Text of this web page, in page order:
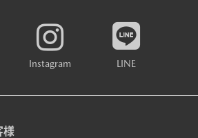
Instagram LINE
様